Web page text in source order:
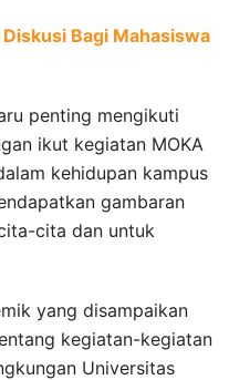
Bagi Mahasiswa
penting mengikuti
ikut kegiatan MOKA
kehidupan kampus
gambaran
cita dan untuk
yang disampaikan
kegiatan-kegiatan
Universitas